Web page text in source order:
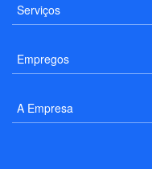
Serviços
Empregos
A Empresa